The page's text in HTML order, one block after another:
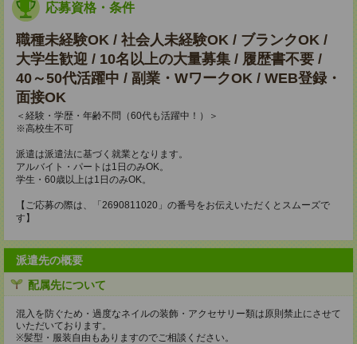
応募資格・条件
職種未経験OK / 社会人未経験OK / ブランクOK /
大学生歓迎 / 10名以上の大量募集 / 履歴書不要 /
40～50代活躍中 / 副業・WワークOK / WEB登録・
面接OK
＜経験・学歴・年齢不問（60代も活躍中！）＞
※高校生不可
派遣は派遣法に基づく就業となります。
アルバイト・パートは1日のみOK。
学生・60歳以上は1日のみOK。
【ご応募の際は、「2690811020」の番号をお伝えいただくとスムーズで
す】
派遣先の概要
配属先について
混入を防ぐため・過度なネイルの装飾・アクセサリー類は原則禁止にさせて
いただいております。
※髪型・服装自由もありますのでご相談ください。